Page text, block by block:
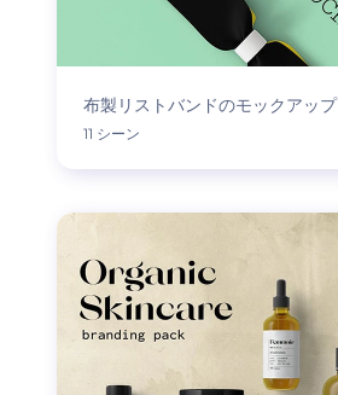
布製リストバンドのモックアップ
11 シーン